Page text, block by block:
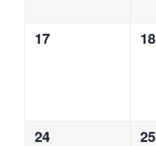
0
17
0
18
0
24
0
25